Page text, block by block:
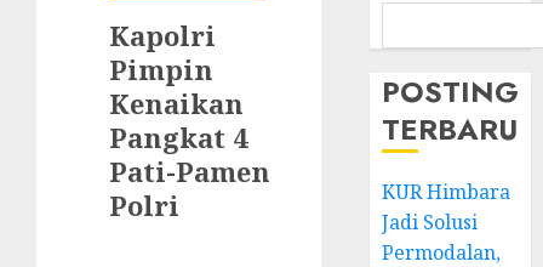
Kapolri
Pimpin
Kenaikan
Pangkat 4
Pati-Pamen
Polri
POSTING
TERBARU
KUR Himbara
Jadi Solusi
Permodalan,